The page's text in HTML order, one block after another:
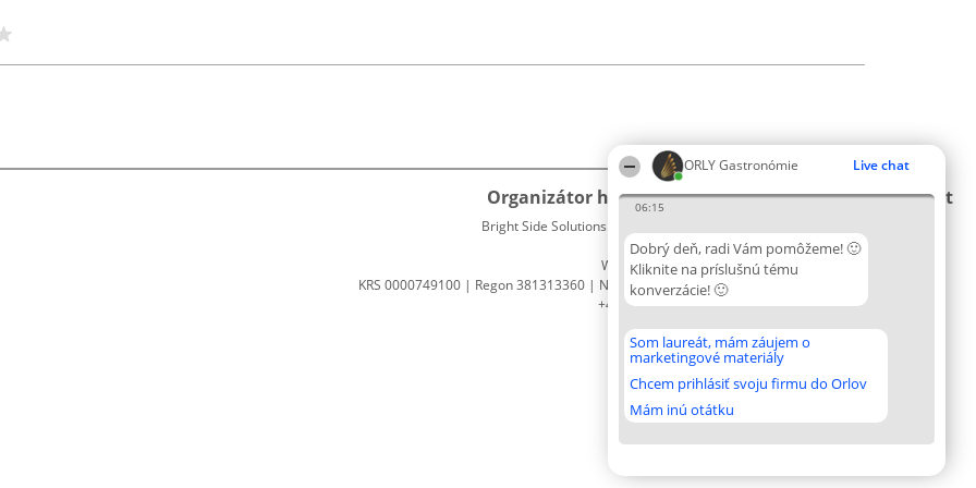
ORLY Gastronómie Live chat
06:15
Dobrý deň, radi Vám pomôžeme! 🙂
Kliknite na príslušnú tému
konverzácie! 🙂
Som laureát, mám záujem o
marketingové materiály
Chcem prihlásiť svoju firmu do Orlov
Mám inú otátku
Organizátor hodnotenia
Bright Side Solutions sp. z o. o. sp. k.
ul. Ruska 22
Wrocław 50-079
KRS 0000749100 | Regon 381313360 | NIP 8943132676
+48 508 492 400
Hodnotenie
Lista
wszystkich
Podmienky
podmienky
Zásady
ochrany
údajov
Kontakt